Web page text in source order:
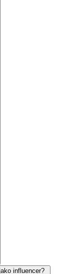
influencer?